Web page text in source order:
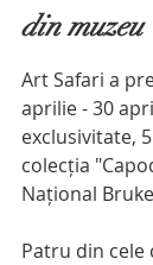
din muzeu
Art Safari a
aprilie - 30
exclusivitate,
colecția
Național
Patru din cele